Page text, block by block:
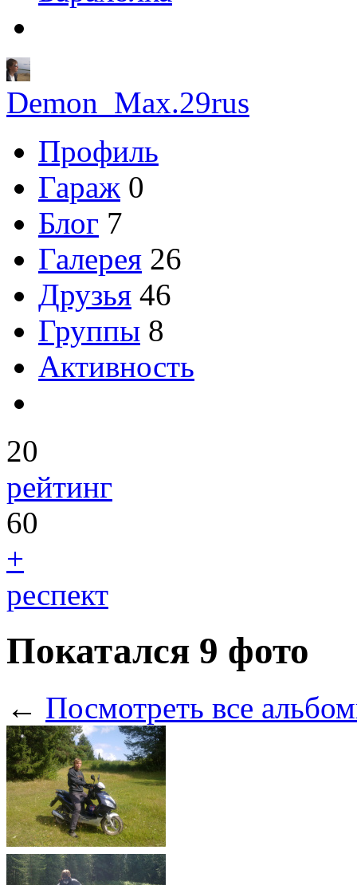
Demon_Max.29rus
Профиль
Гараж 0
Блог 7
Галерея 26
Друзья 46
Группы 8
Активность
20
рейтинг
60
+
респект
Покатался 9 фото
← Посмотреть все